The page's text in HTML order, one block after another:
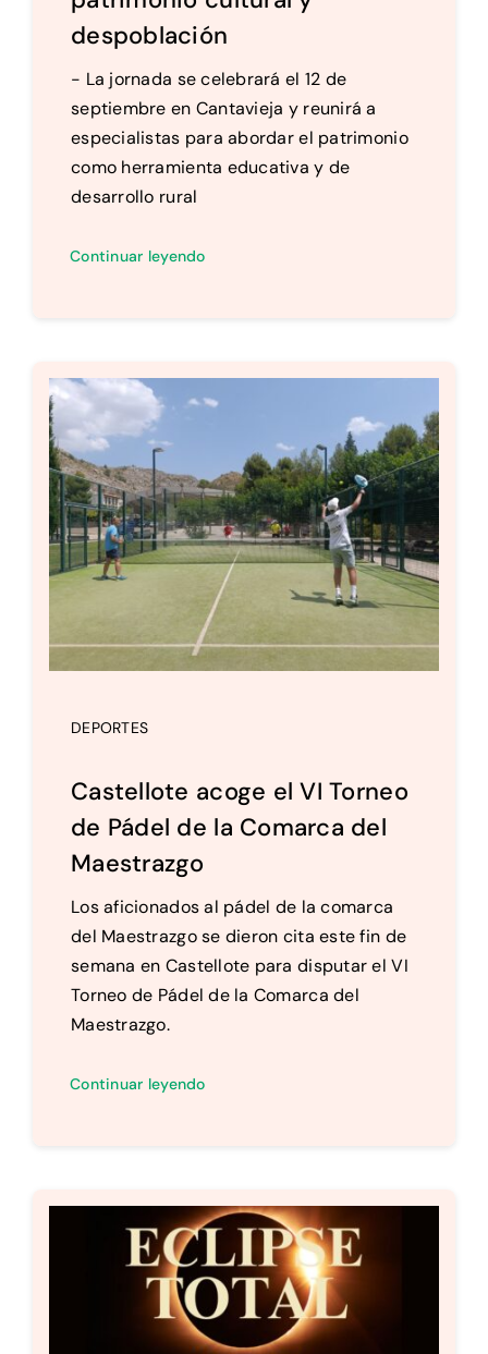
despoblación
- La jornada se celebrará el 12 de
septiembre en Cantavieja y reunirá a
especialistas para abordar el patrimonio
como herramienta educativa y de
desarrollo rural
Continuar leyendo
DEPORTES
Castellote acoge el VI Torneo
de Pádel de la Comarca del
Maestrazgo
Los aficionados al pádel de la comarca
del Maestrazgo se dieron cita este fin de
semana en Castellote para disputar el VI
Torneo de Pádel de la Comarca del
Maestrazgo.
Continuar leyendo